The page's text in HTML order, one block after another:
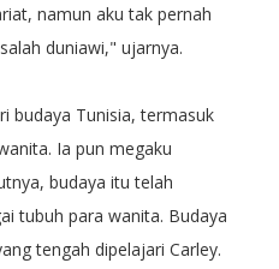
namun aku tak pernah
duniawi," ujarnya.
budaya Tunisia, termasuk
Ia pun megaku
budaya itu telah
tubuh para wanita. Budaya
tengah dipelajari Carley.